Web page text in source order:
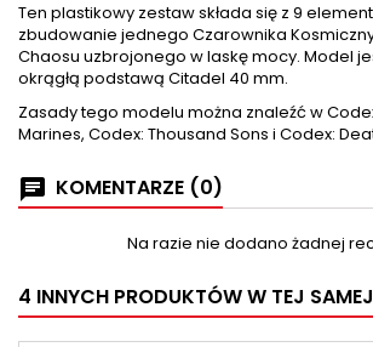
Ten plastikowy zestaw składa się z 9
zbudowanie jednego Czarownika
Chaosu uzbrojonego w laskę mocy. Model
okrągłą podstawą Citadel 40 mm.
Zasady tego modelu można znaleźć w
Marines, Codex: Thousand Sons i Codex:
KOMENTARZE (0)
Na razie nie dodano żadnej
4 INNYCH PRODUKTÓW W TEJ